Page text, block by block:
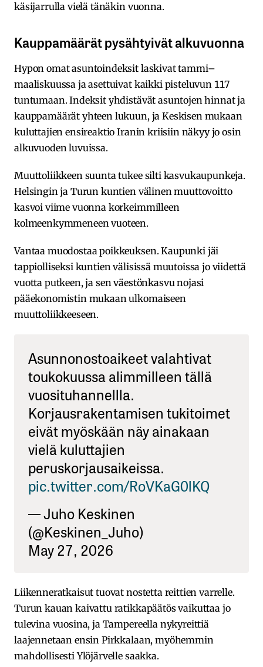
käsijarrulla vielä tänäkin vuonna.
Kauppamäärät pysähtyivät alkuvuonna
Hypon omat asuntoindeksit laskivat tammi–
maaliskuussa ja asettuivat kaikki pisteluvun 117
tuntumaan. Indeksit yhdistävät asuntojen hinnat ja
kauppamäärät yhteen lukuun, ja Keskisen mukaan
kuluttajien ensireaktio Iranin kriisiin näkyy jo osin
alkuvuoden luvuissa.
Muuttoliikkeen suunta tukee silti kasvukaupunkeja.
Helsingin ja Turun kuntien välinen muuttovoitto
kasvoi viime vuonna korkeimmilleen
kolmeenkymmeneen vuoteen.
Vantaa muodostaa poikkeuksen. Kaupunki jäi
tappiolliseksi kuntien välisissä muutoissa jo viidettä
vuotta putkeen, ja sen väestönkasvu nojasi
pääekonomistin mukaan ulkomaiseen
muuttoliikkeeseen.
Asunnonostoaikeet valahtivat
toukokuussa alimmilleen tällä
vuosituhannellla.
Korjausrakentamisen tukitoimet
eivät myöskään näy ainakaan
vielä kuluttajien
peruskorjausaikeissa.
pic.twitter.com/RoVKaG0lKQ
— Juho Keskinen
(@Keskinen_Juho)
May 27, 2026
Liikenneratkaisut tuovat nostetta reittien varrelle.
Turun kauan kaivattu ratikkapäätös vaikuttaa jo
tulevina vuosina, ja Tampereella nykyreittiä
laajennetaan ensin Pirkkalaan, myöhemmin
mahdollisesti Ylöjärvelle saakka.